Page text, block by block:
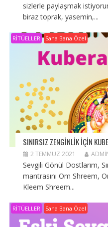
sizlerle paylaşmak
biraz toprak, yasemin,...
RİTÜELLER Sana Bana Özel
SINIRSIZ ZENGINLIK IÇIN
2 TEMMUZ 2021
Sevgili Gönül Dostlarım,
mantrasını Om Shreem,
Kleem Shreem...
RİTÜELLER Sana Bana Özel